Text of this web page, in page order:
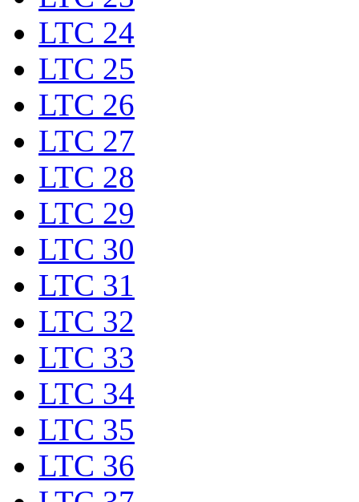
LTC 24
LTC 25
LTC 26
LTC 27
LTC 28
LTC 29
LTC 30
LTC 31
LTC 32
LTC 33
LTC 34
LTC 35
LTC 36